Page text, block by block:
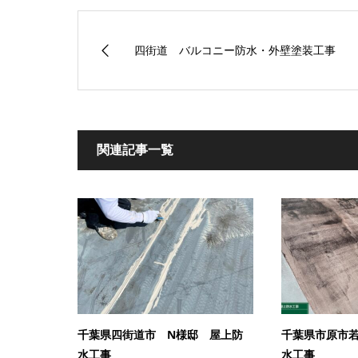
四街道 バルコニー防水・外壁塗装工事
関連記事一覧
千葉県四街道市 N様邸 屋上防
水工事
千葉県市原
水工事